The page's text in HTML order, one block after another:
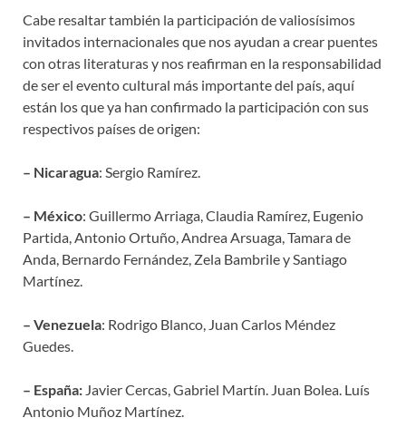
Cabe resaltar también la participación de valiosísimos
invitados internacionales que nos ayudan a crear puentes
con otras literaturas y nos reafirman en la responsabilidad
de ser el evento cultural más importante del país, aquí
están los que ya han confirmado la participación con sus
respectivos países de origen:
– Nicaragua: Sergio Ramírez.
– México: Guillermo Arriaga, Claudia Ramírez, Eugenio
Partida, Antonio Ortuño, Andrea Arsuaga, Tamara de
Anda, Bernardo Fernández, Zela Bambrile y Santiago
Martínez.
– Venezuela: Rodrigo Blanco, Juan Carlos Méndez
Guedes.
– España: Javier Cercas, Gabriel Martín. Juan Bolea. Luís
Antonio Muñoz Martínez.